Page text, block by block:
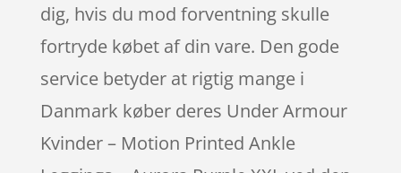
dig, hvis du mod forventning skulle
fortryde købet af din vare. Den gode
service betyder at rigtig mange i
Danmark køber deres Under Armour
Kvinder – Motion Printed Ankle